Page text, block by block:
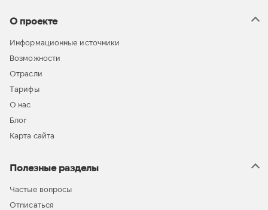
О проекте
Информационные источники
Возможности
Отрасли
Тарифы
О нас
Блог
Карта сайта
Полезные разделы
Частые вопросы
Отписаться